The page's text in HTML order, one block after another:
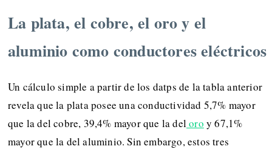
La plata, el cobre, el oro y el
aluminio como conductores eléctricos
Un cálculo simple a partir de los datps de la tabla anterior
revela que la plata posee una conductividad 5,7% mayor
que la del cobre, 39,4% mayor que la del oro y 67,1%
mayor que la del aluminio. Sin embargo, estos tres